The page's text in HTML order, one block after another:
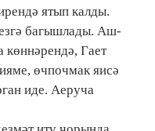
ятып калды.
багышлады. Аш-
көннәрендә, Гает
өчпочмак яисә
иде. Аеруча